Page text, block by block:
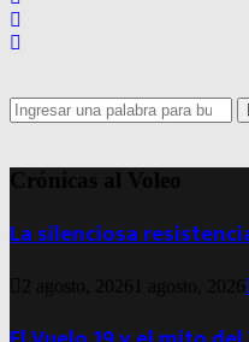
Search
for:
Crónicas al Voleo
La silenciosa
2 agosto, 2026 1 agosto, 2026